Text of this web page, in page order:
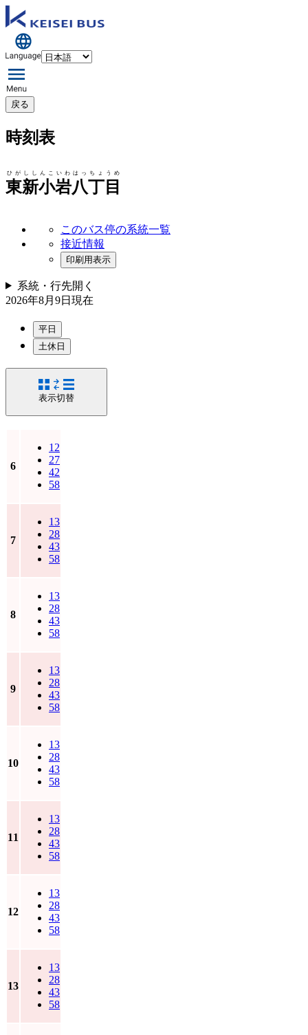
戻る
時刻表
東新小岩八丁目
ひがししんこいわはっちょうめ
このバス停の系統一覧
接近情報
印刷用表示
系統・行先開く
2026年8月9日 現在
平日
土休日
表示切替
6
12
27
42
58
7
13
28
43
58
8
13
28
43
58
9
13
28
43
58
10
13
28
43
58
11
13
28
43
58
12
13
28
43
58
13
13
28
43
58